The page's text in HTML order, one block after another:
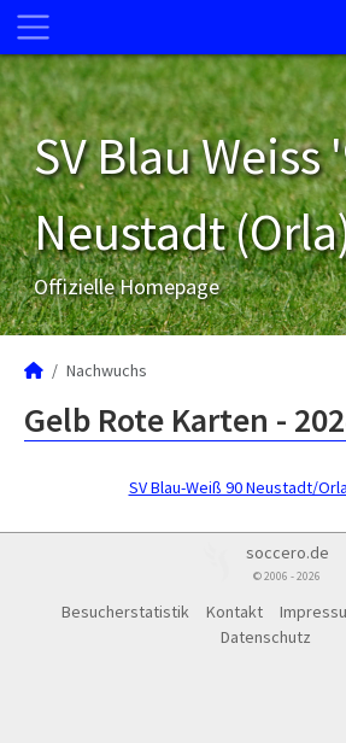
SV Blau Weiss
Neustadt
Offizielle Homepage
Nachwuchs
Gelb Rote Karten -
SV Blau-Weiß 90 Neustadt/
soccero.de
© 2006 - 2026
Besucherstatistik Kontakt
Datenschutz